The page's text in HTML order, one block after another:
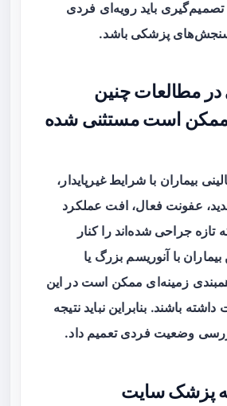
تصمیم‌گیری باید رویه‌ای فردی
سنجش‌های پزشکی باشد.
در مطالعات چنین
است مستثنی شده
بیماران با شرایط غیرپایدار،
عفونت فعال، افت عملکرد
تازه جراحی شده‌اند را کنار
با آنوریسم بزرگ یا
زمینه‌ای ممکن است در این
باشند. بنابراین نباید نتیجه
وضعیت فردی تعمیم داد.
پزشک سایت